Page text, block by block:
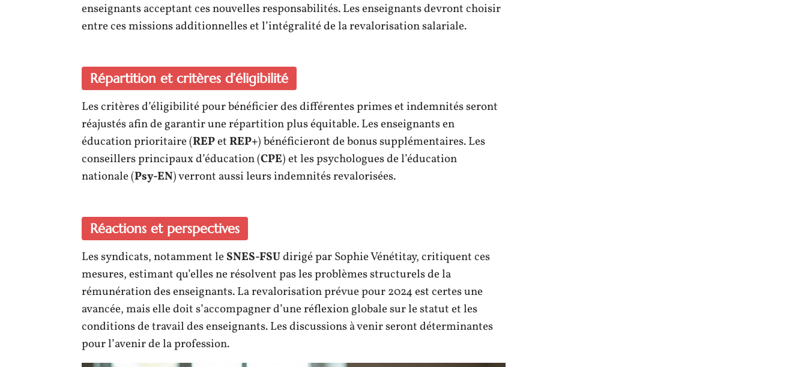
enseignants acceptant ces nouvelles responsabilités. Les enseignants devront choisir
entre ces missions additionnelles et l’intégralité de la revalorisation salariale.
Répartition et critères d’éligibilité
Les critères d’éligibilité pour bénéficier des différentes primes et indemnités seront
réajustés afin de garantir une répartition plus équitable. Les enseignants en
éducation prioritaire (REPetREP+) bénéficieront de bonus supplémentaires. Les
conseillers principaux d’éducation (CPE) et les psychologues de l’éducation
nationale (Psy-EN) verront aussi leurs indemnités revalorisées.
Réactions et perspectives
Les syndicats, notamment leSNES-FSUdirigé par Sophie Vénétitay, critiquent ces
mesures, estimant qu’elles ne résolvent pas les problèmes structurels de la
rémunération des enseignants. La revalorisation prévue pour 2024 est certes une
avancée, mais elle doit s’accompagner d’une réflexion globale sur le statut et les
conditions de travail des enseignants. Les discussions à venir seront déterminantes
pour l’avenir de la profession.